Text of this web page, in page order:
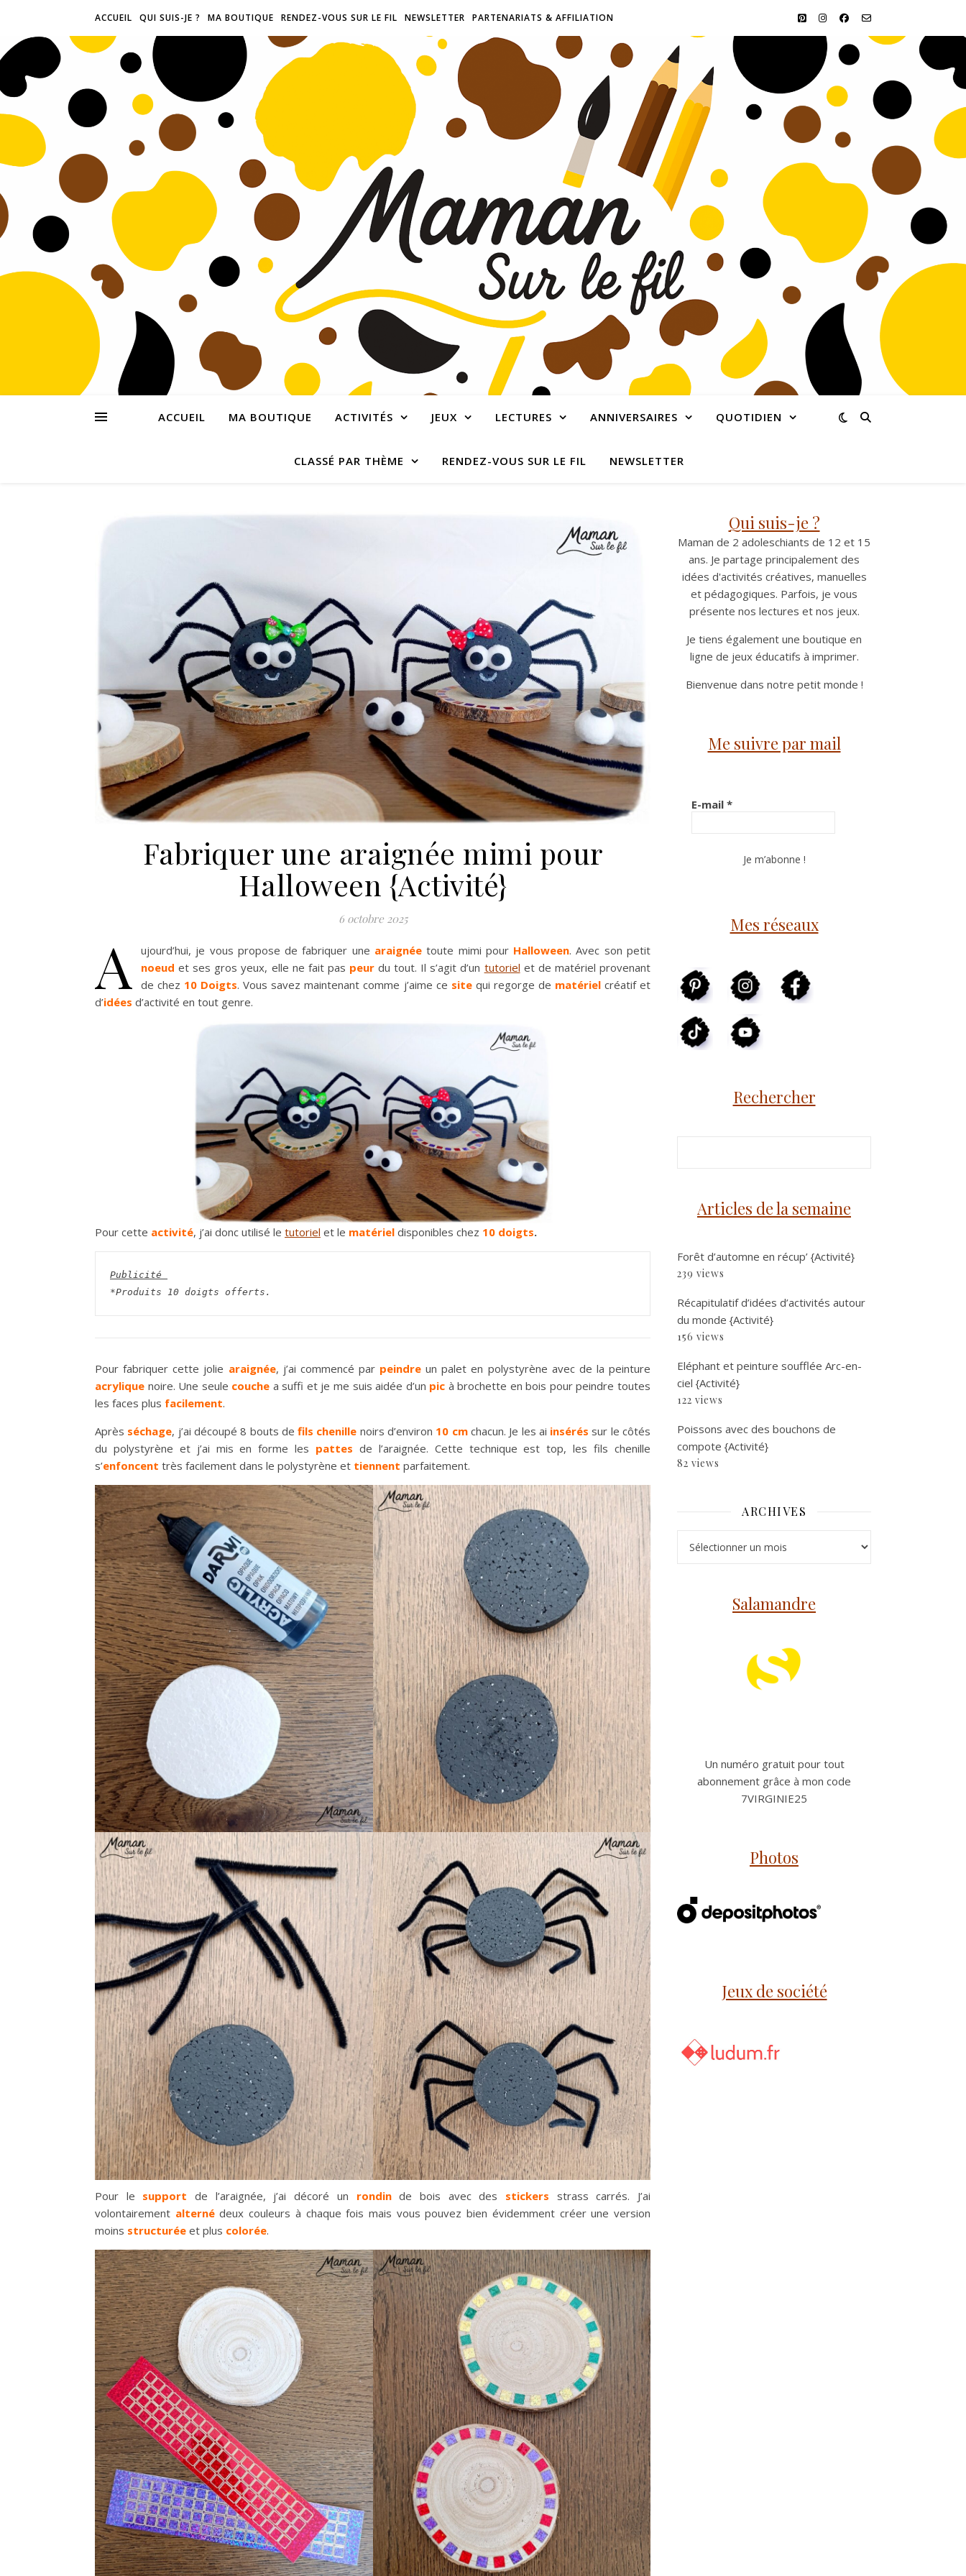
ACCUEIL QUI SUIS-JE ? MA BOUTIQUE RENDEZ-VOUS SUR LE FIL NEWSLETTER PARTENARIATS & AFFILIATION
ACCUEIL MA BOUTIQUE ACTIVITÉS JEUX LECTURES ANNIVERSAIRES QUOTIDIEN
CLASSÉ PAR THÈME RENDEZ-VOUS SUR LE FIL NEWSLETTER
Fabriquer une araignée mimi pour
Halloween {Activité}
6 octobre 2025
A ujourd’hui, je vous propose de fabriquer une araignée toute mimi pour Halloween. Avec son petit
noeud et ses gros yeux, elle ne fait pas peurdu tout. Il s’agit d’un tutoriel et de matériel provenant
de chez 10 Doigts. Vous savez maintenant comme j’aime ce site qui regorge de matériel créatif et
d’idées d’activité en tout genre.
Pour cette activité, j’ai donc utilisé le tutoriel et le matériel disponibles chez 10 doigts.
Publicité
*Produits 10 doigts offerts.
Pour fabriquer cette jolie araignée, j’ai commencé par peindre un palet en polystyrène avec de la peinture
acrylique noire. Une seule couche a suffi et je me suis aidée d’un pic à brochette en bois pour peindre toutes
les faces plus facilement.
Après séchage, j’ai découpé 8 bouts defils chenille noirs d’environ 10 cmchacun. Je les ai insérés sur le côtés
du polystyrène et j’ai mis en forme les pattes de l’araignée. Cette technique est top, les fils chenille
s’enfoncent très facilement dans le polystyrène et tiennent parfaitement.
Pour le support de l’araignée, j’ai décoré un rondin de bois avec des stickers
strass carrés. J’ai
volontairement alternédeux couleurs à chaque fois mais vous pouvez bien évidemment créer une version
moins structurée et plus colorée.
Qui suis-je ?
Maman de 2 adoleschiants de 12 et 15
ans. Je partage principalement des
idées d'activités créatives, manuelles
et pédagogiques. Parfois, je vous
présente nos lectures et nos jeux.
Je tiens également une boutique en
ligne de jeux éducatifs à imprimer.
Bienvenue dans notre petit monde !
Me suivre par mail
E-mail *
Mes réseaux
Rechercher
Articles de la semaine
Forêt d’automne en récup’ {Activité}
239 views
Récapitulatif d’idées d’activités autour
du monde {Activité}
156 views
Eléphant et peinture soufflée Arc-en-
ciel {Activité}
122 views
Poissons avec des bouchons de
compote {Activité}
82 views
ARCHIVES
Salamandre
Un numéro gratuit pour tout
abonnement grâce à mon code
7VIRGINIE25
Photos
Jeux de société